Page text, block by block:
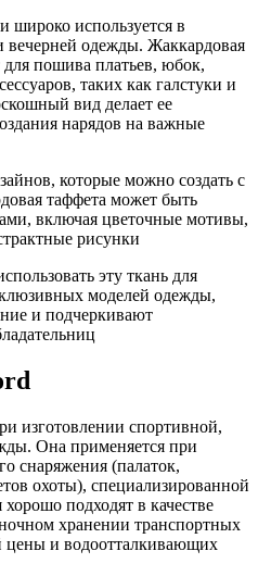
широко используется в
вечерней одежды. Жаккардовая
для пошива платьев, юбок,
таких как галстуки и
вид делает ее
нарядов на важные
которые можно создать с
таффета может быть
включая цветочные мотивы,
рисунки
эту ткань для
моделей одежды,
и подчеркивают
изготовлении спортивной,
Она применяется при
снаряжения (палаток,
охоты), специализированной
подходят в качестве
хранении транспортных
цены и водоотталкивающих